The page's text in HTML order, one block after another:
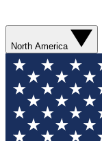
North America